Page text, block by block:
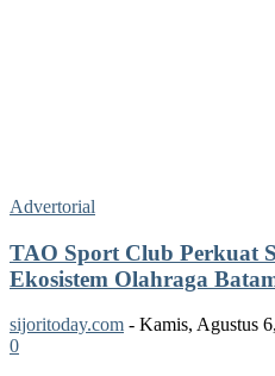
Advertorial
TAO Sport Club Perkuat
Ekosistem Olahraga
sijoritoday.com - Kamis, Agustus
0